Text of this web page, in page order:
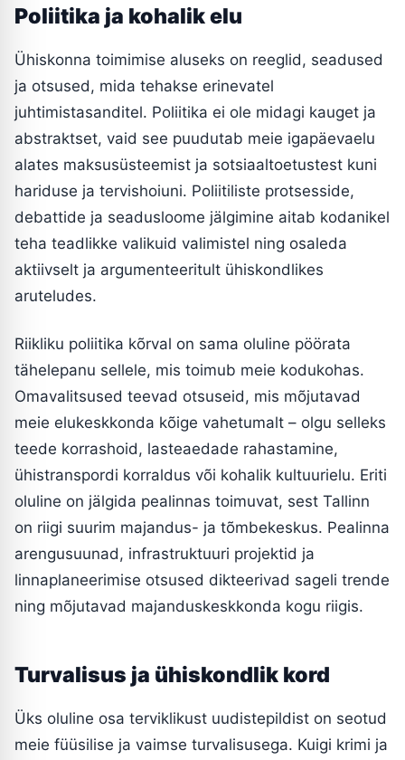
Poliitika ja kohalik elu
Ühiskonna toimimise aluseks on reeglid, seadused
ja otsused, mida tehakse erinevatel
juhtimistasanditel. Poliitika ei ole midagi kauget ja
abstraktset, vaid see puudutab meie igapäevaelu
alates maksusüsteemist ja sotsiaaltoetustest kuni
hariduse ja tervishoiuni. Poliitiliste protsesside,
debattide ja seadusloome jälgimine aitab kodanikel
teha teadlikke valikuid valimistel ning osaleda
aktiivselt ja argumenteeritult ühiskondlikes
aruteludes.
Riikliku poliitika kõrval on sama oluline pöörata
tähelepanu sellele, mis toimub meie kodukohas.
Omavalitsused teevad otsuseid, mis mõjutavad
meie elukeskkonda kõige vahetumalt – olgu selleks
teede korrashoid, lasteaedade rahastamine,
ühistranspordi korraldus või kohalik kultuurielu. Eriti
oluline on jälgida pealinnas toimuvat, sest Tallinn
on riigi suurim majandus- ja tõmbekeskus. Pealinna
arengusuunad, infrastruktuuri projektid ja
linnaplaneerimise otsused dikteerivad sageli trende
ning mõjutavad majanduskeskkonda kogu riigis.
Turvalisus ja ühiskondlik kord
Üks oluline osa terviklikust uudistepildist on seotud
meie füüsilise ja vaimse turvalisusega. Kuigi krimi ja